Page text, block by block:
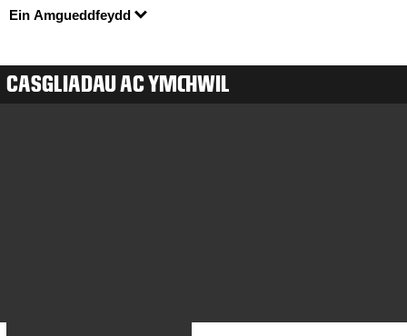
Ein Amgueddfeydd
CASGLIADAU AC YMCHWIL